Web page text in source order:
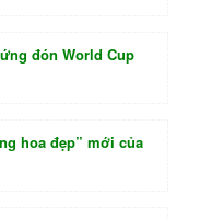
đón World Cup
hoa đẹp” mới của